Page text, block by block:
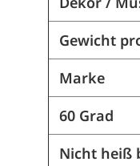
Gewicht
Marke
60 Grad
Nicht heiß